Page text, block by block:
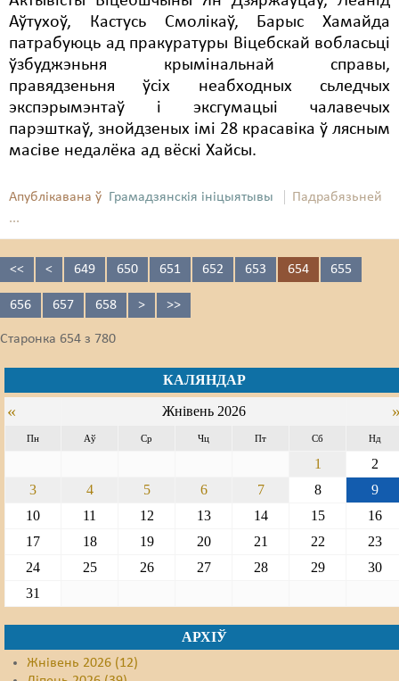
Аўтухоў, Кастусь Смолікаў, Барыс Хамайда
патрабуюць ад пракуратуры Віцебскай вобласьці
ўзбуджэньня крымінальнай справы,
правядзеньня ўсіх неабходных сьледчых
экспэрымэнтаў і эксгумацыі чалавечых
парэшткаў, знойдзеных імі 28 красавіка ў лясным
масіве недалёка ад вёскі Хайсы.
Апублікавана ў Грамадзянскія ініцыятывы
Падрабязьней
...
<< < 649 650 651 652 653 654 655
656 657 658 > >>
Старонка 654 з 780
КАЛЯНДАР
« Жнівень 2026
Пн Аў Ср Чц Пт Сб Нд
1
2
3
4 5 6 7 8
9
10
11 12 13 14 15
16
17
18 19 20 21 22
23
24
25 26 27 28 29
30
31
АРХІЎ
Жнівень 2026 (12)